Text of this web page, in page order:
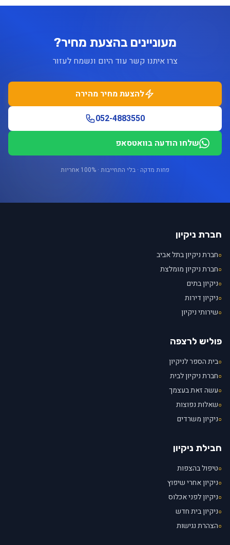
מעוניינים בהצעת מחיר?
צרו איתנו קשר עוד היום ונשמח לעזור
להצעת מחיר מהירה
052-4883550
שלחו הודעה בוואטסאפ
פחות מדקה · בלי התחייבות · 100% אחריות
חברת ניקיון
○חברת ניקיון בתל אביב
○חברת ניקיון מומלצת
○ניקיון בתים
○ניקיון דירות
○שירותי ניקיון
פוליש לרצפה
○בית הספר לניקיון
○חברת ניקיון לבית
○עשה זאת בעצמך
○שאלות נפוצות
○ניקיון משרדים
חבילת ניקיון
○טיפול בהצפות
○ניקיון אחרי שיפוץ
○ניקיון לפני אכלוס
○ניקיון בית חדש
○הצהרת נגישות